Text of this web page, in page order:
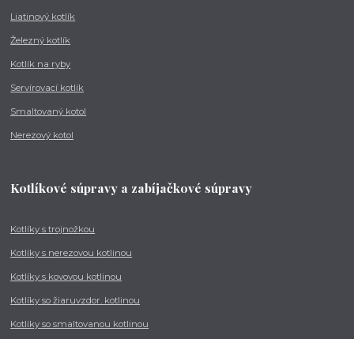
Liatinový kotlík
Železný kotlík
Kotlík na ryby
Servírovací kotlík
Smaltovaný kotol
Nerezový kotol
Kotlíkové súpravy a zabíjačkové súpravy
Kotlíky s trojnožkou
Kotlíky s nerezovou kotlinou
Kotlíky s kovovou kotlinou
Kotlíky so žiaruvzdor. kotlinou
Kotlíky so smaltovanou kotlinou